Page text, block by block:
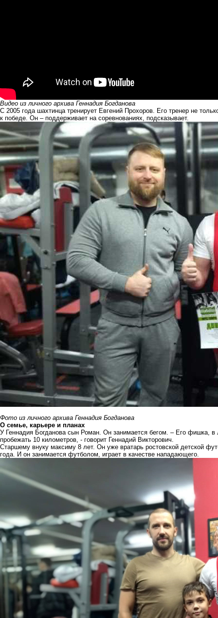
Видео из личного архива Геннадия Богданова
С 2005 года шахтинца тренирует Евгений Прохоров. Его тренер не
к победе. Он – поддерживает на соревнованиях, подсказывает.
Фото из личного архива Геннадия Богданова
О семье, карьере и планах
У Геннадия Богданова сын Роман. Он занимается бегом. – Его фишка,
пробежать 10 километров, - говорит Геннадий Викторович.
Старшему внуку максиму 8 лет. Он уже вратарь ростовской детской
года. И он занимается футболом, играет в качестве нападающего.